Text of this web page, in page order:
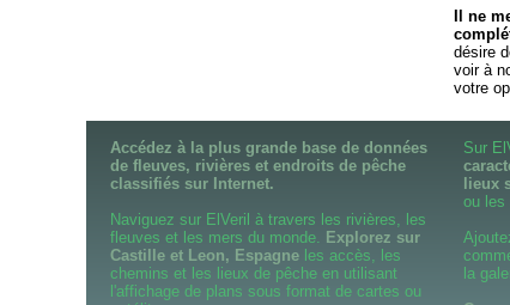
Il ne
désire
voir à
votre
Accédez à la plus grande base de données
de fleuves, rivières et endroits de pêche
classifiés sur Internet.
Naviguez sur ElVeril à travers les rivières, les
fleuves et les mers du monde. Explorez sur
Castille et Leon, Espagne les accès, les
chemins et les lieux de pêche en utilisant
l'affichage de plans sous format de cartes ou
Sur
lieux
ou les
la